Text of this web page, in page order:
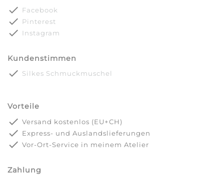
done Facebook
done Pinterest
done Instagram
Kundenstimmen
done Silkes Schmuckmuschel
Vorteile
done Versand kostenlos (EU+CH)
done Express- und Auslandslieferungen
done Vor-Ort-Service in meinem Atelier
Zahlung